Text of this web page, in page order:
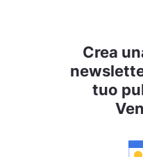
Crea
tuo